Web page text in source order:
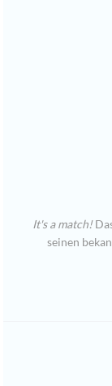
It's a match!
seinen